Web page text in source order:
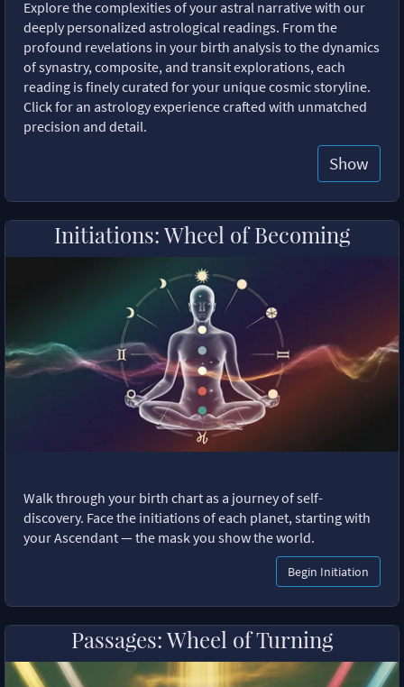
Explore the complexities of your astral narrative with our
deeply personalized astrological readings. From the
profound revelations in your birth analysis to the dynamics
of synastry, composite, and transit explorations, each
reading is finely curated for your unique cosmic storyline.
Click for an astrology experience crafted with unmatched
precision and detail.
Show
Initiations: Wheel of Becoming
Walk through your birth chart as a journey of self-
discovery. Face the initiations of each planet, starting with
your Ascendant — the mask you show the world.
Begin Initiation
Passages: Wheel of Turning